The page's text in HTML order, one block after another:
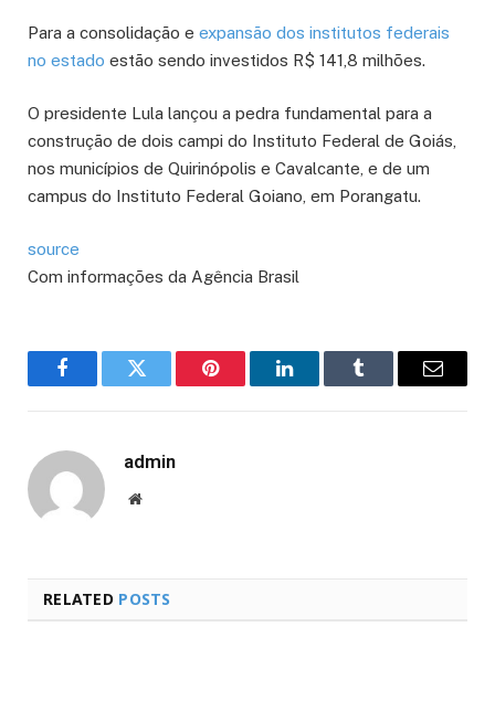
Para a consolidação e expansão dos institutos federais
no estado estão sendo investidos R$ 141,8 milhões.
O presidente Lula lançou a pedra fundamental para a
construção de dois campi do Instituto Federal de Goiás,
nos municípios de Quirinópolis e Cavalcante, e de um
campus do Instituto Federal Goiano, em Porangatu.
source
Com informações da Agência Brasil
FacebookTwitter Pinterest LinkedInTumblr Email
admin
Website
RELATED POSTS